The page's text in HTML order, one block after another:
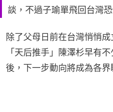
談，不過子瑜單飛回台灣
除了父母日前在台灣悄悄
「天后推手」陳澤杉早有
後，下一步動向將成為各界